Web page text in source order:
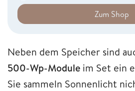
Zum Shop
Neben dem Speicher sind
500-Wp-Module im Set ein
Sie sammeln Sonnenlicht